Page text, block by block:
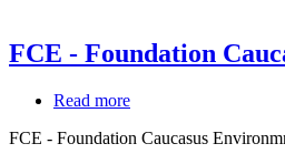
FCE - Foundation
Read more
-
FCE - Foundation Caucasus